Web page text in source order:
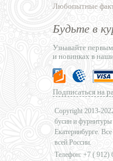
Любопытные
Будьте в
Узнавайте
и новинках в
Подписаться на
Copyright 2013-
бусин и
Екатеринбурге.
всей России.
Телефон: +7 ( 912)